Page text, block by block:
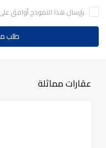
بإرسال هذا النموذج أوافق
طلب
عقارات مماثلة